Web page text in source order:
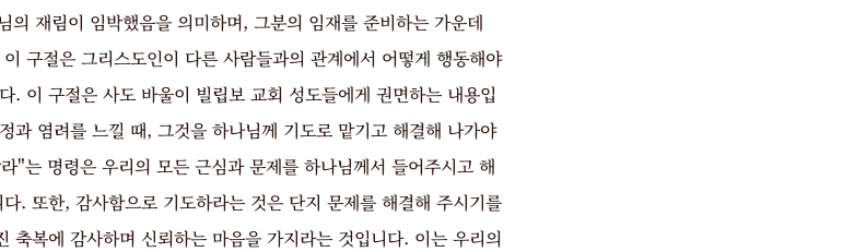
의 재림이 임박했음을 의미하며, 그분의 임재를 준비하는 가운데
구절은 그리스도인이 다른 사람들과의 관계에서 어떻게 행동해야
. 이 구절은 사도 바울이 빌립보 교회 성도들에게 권면하는 내용입
과 염려를 느낄 때, 그것을 하나님께 기도로 맡기고 해결해 나가야
"는 명령은 우리의 모든 근심과 문제를 하나님께서 들어주시고 해
. 또한, 감사함으로 기도하라는 것은 단지 문제를 해결해 주시기를
축복에 감사하며 신뢰하는 마음을 가지라는 것입니다. 이는 우리의